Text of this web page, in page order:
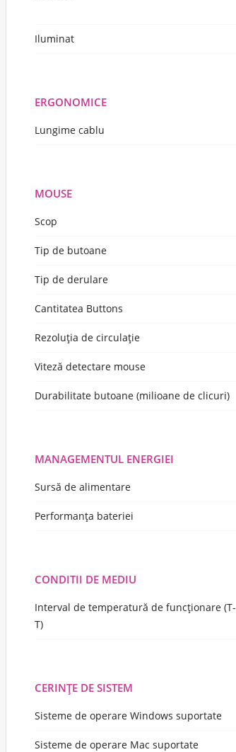
Iluminat
ERGONOMICE
Lungime cablu
MOUSE
Scop
Tip de butoane
Tip de derulare
Cantitatea Buttons
Rezoluţia de circulaţie
Viteză detectare mouse
Durabilitate butoane (milioane de clicuri)
MANAGEMENTUL ENERGIEI
Sursă de alimentare
Performanţa bateriei
CONDITII DE MEDIU
Interval de temperatură de funcţionare (T-
T)
CERINŢE DE SISTEM
Sisteme de operare Windows suportate
Sisteme de operare Mac suportate